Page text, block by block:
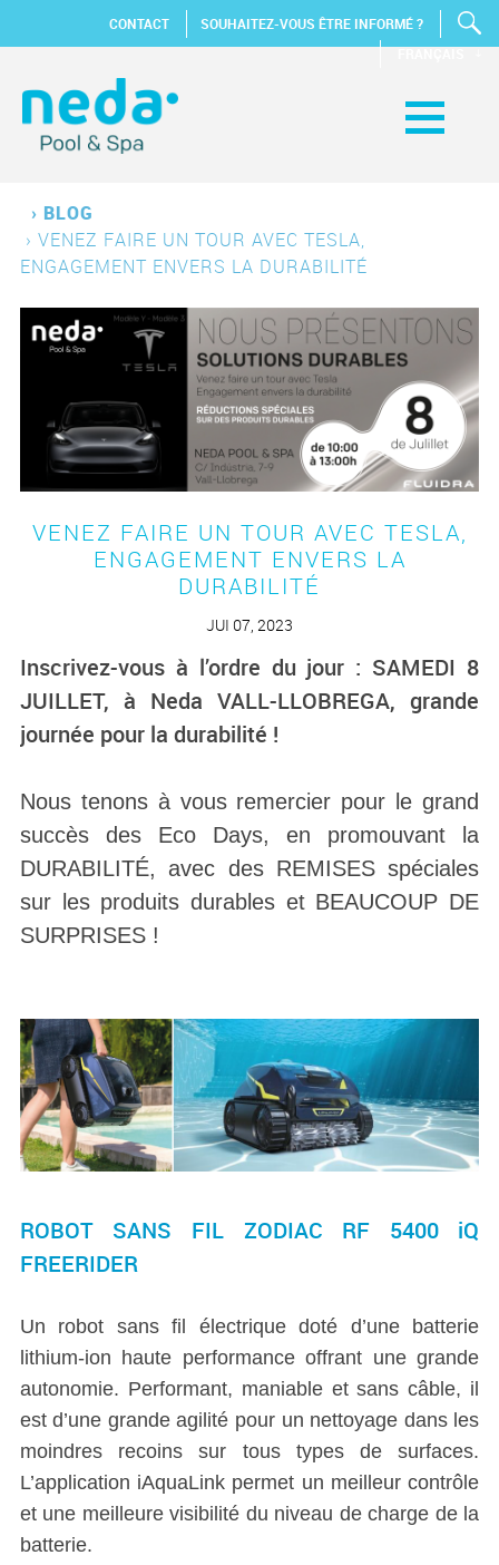
CONTACT
SOUHAITEZ-VOUS ÊTRE INFORMÉ ?
› BLOG
› VENEZ FAIRE UN TOUR AVEC TESLA,
ENGAGEMENT ENVERS LA DURABILITÉ
VENEZ FAIRE UN TOUR AVEC TESLA,
ENGAGEMENT ENVERS LA
DURABILITÉ
JUI 07, 2023
Inscrivez-vous à l’ordre du jour : SAMEDI 8
JUILLET, à Neda VALL-LLOBREGA, grande
journée pour la durabilité !
Nous tenons à vous remercier pour le grand
succès des Eco Days, en promouvant la
DURABILITÉ, avec des REMISES spéciales
sur les produits durables et BEAUCOUP DE
SURPRISES !
ROBOT SANS FIL ZODIAC RF 5400 iQ
FREERIDER
Un robot sans fil électrique doté d’une batterie
lithium-ion haute performance offrant une grande
autonomie. Performant, maniable et sans câble, il
est d’une grande agilité pour un nettoyage dans les
moindres recoins sur tous types de surfaces.
L’application iAquaLink permet un meilleur contrôle
et une meilleure visibilité du niveau de charge de la
batterie.